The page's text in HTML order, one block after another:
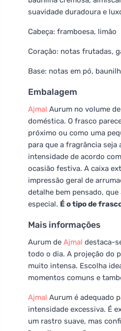
suavidade duradoura e
Cabeça: framboesa, limão
Coração: notas frutadas,
Base: notas em pó,
Embalagem
Ajmal Aurum no volume
doméstica. O frasco
próximo ou como uma
para que a fragrância
intensidade de acordo
ocasião festiva. A caixa
impressão geral de
detalhe bem pensado,
especial. É o tipo de
Mais informações
Aurum de Ajmal destaca-
todo o dia. A projeção do
muito intensa. Escolha
momentos comuns e
Ajmal Aurum é adequado
intensidade excessiva. É
um rastro suave, mas